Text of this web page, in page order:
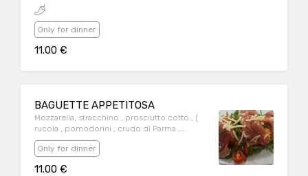
cottura )
Only for dinner
11.00 €
BAGUETTE APPETITOSA
Mozzarella, stracchino , prosciutto cotto , (
rucola , pomodorini , crudo di Parma ,
scaglie di grana , post cottura )
Only for dinner
11.00 €